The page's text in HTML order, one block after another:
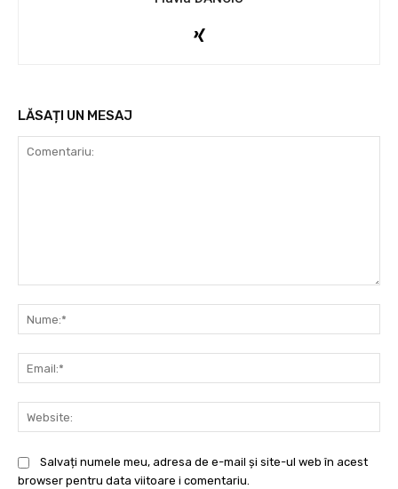
LĂSAȚI UN MESAJ
Salvați numele meu, adresa de e-mail și site-ul web în acest
browser pentru data viitoare i comentariu.